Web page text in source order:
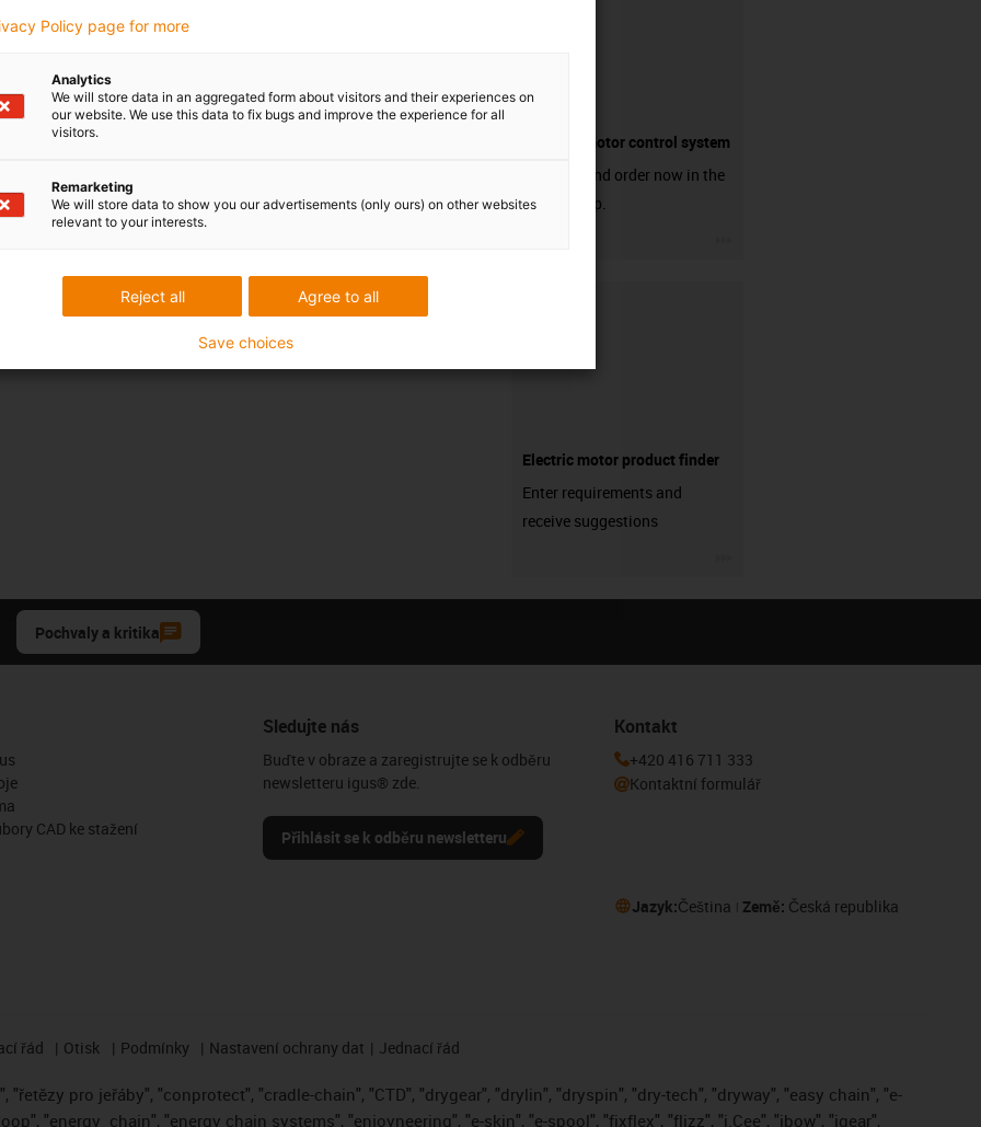
Suitable motor control system
Discover and order now in the
online shop.
Electric motor product finder
Enter requirements and
receive suggestions
Pochvaly a kritika
CAD ke stažení
Sledujte nás
Buďte v obraze a zaregistrujte se k odběru
newsletteru igus® zde.
Přihlásit se k odběru newsletteru
Kontakt
+420 416 711 333
Kontaktní formulář
Jazyk:Čeština Země: Česká republika
řád Otisk Podmínky Nastavení ochrany dat Jednací řád
"řetězy pro jeřáby", "conprotect", "cradle-chain", "CTD", "drygear", "drylin", "dryspin", "dry-tech", "dryway", "easy chain", "e-
"energy chain", "energy chain systems", "enjoyneering", "e-skin", "e-spool", "fixflex", "flizz", "i.Cee", "ibow", "igear",
Policy page for more
Analytics
We will store data in an aggregated form about visitors and their experiences on
our website. We use this data to fix bugs and improve the experience for all
visitors.
Remarketing
We will store data to show you our advertisements (only ours) on other websites
relevant to your interests.
Agree to all
Reject all
Save choices